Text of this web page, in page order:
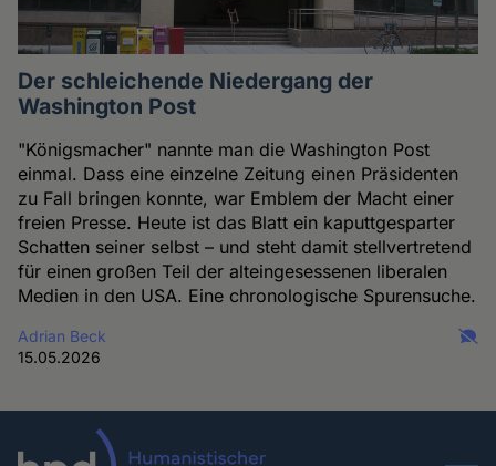
Der schleichende Niedergang der
Washington Post
"Königsmacher" nannte man die Washington Post
einmal. Dass eine einzelne Zeitung einen Präsidenten
zu Fall bringen konnte, war Emblem der Macht einer
freien Presse. Heute ist das Blatt ein kaputtgesparter
Schatten seiner selbst – und steht damit stellvertretend
für einen großen Teil der alteingesessenen liberalen
Medien in den USA. Eine chronologische Spurensuche.
Adrian Beck
15.05.2026